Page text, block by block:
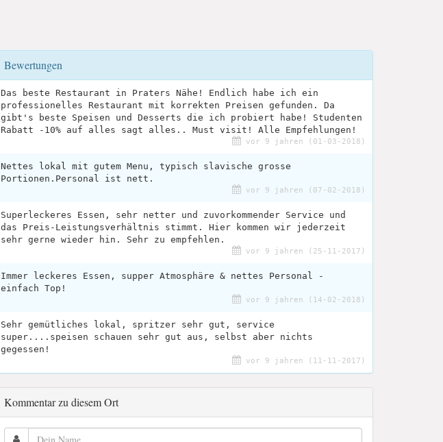
Bewertungen
Das beste Restaurant in Praters Nähe! Endlich habe ich ein
professionelles Restaurant mit korrekten Preisen gefunden. Da
gibt's beste Speisen und Desserts die ich probiert habe! Studenten
Rabatt -10% auf alles sagt alles.. Must visit! Alle Empfehlungen!
vor 9 jahren (01-03-2018)
Nettes lokal mit gutem Menu, typisch slavische grosse
Portionen.Personal ist nett.
vor 9 jahren (07-02-2018)
Superleckeres Essen, sehr netter und zuvorkommender Service und
das Preis-Leistungsverhältnis stimmt. Hier kommen wir jederzeit
sehr gerne wieder hin. Sehr zu empfehlen.
vor 9 jahren (25-11-2017)
Immer leckeres Essen, supper Atmosphäre & nettes Personal -
einfach Top!
vor 9 jahren (14-02-2018)
Sehr gemütliches lokal, spritzer sehr gut, service
super....speisen schauen sehr gut aus, selbst aber nichts
gegessen!
vor 9 jahren (11-11-2017)
Kommentar zu diesem Ort